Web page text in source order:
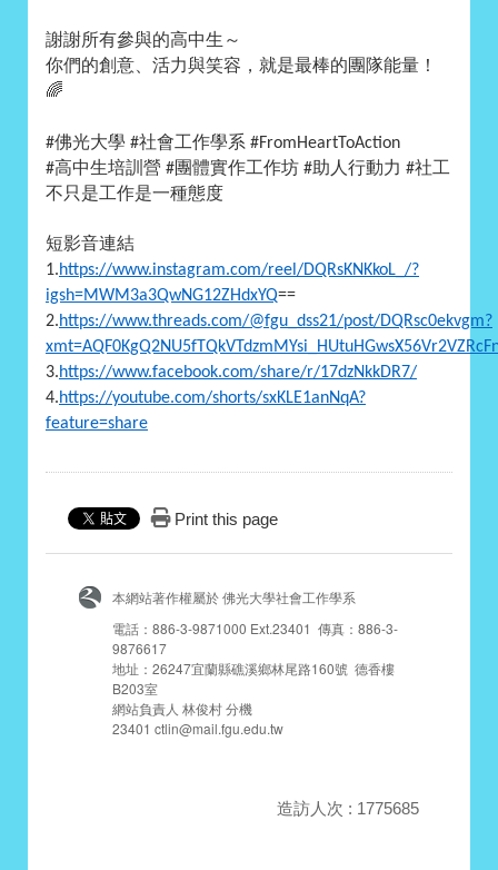
謝謝所有參與的高中生～
你們的創意、活力與笑容，就是最棒的團隊能量！
🌈
#佛光大學 #社會工作學系 #FromHeartToAction
#高中生培訓營 #團體實作工作坊 #助人行動力 #社工
不只是工作是一種態度
短影音連結
1.https://www.instagram.com/reel/DQRsKNKkoL_/?
igsh=MWM3a3QwNG12ZHdxYQ==
2.https://www.threads.com/@fgu_dss21/post/DQRsc0ekvgm?
3.https://www.facebook.com/share/r/17dzNkkDR7/
4.https://youtube.com/shorts/sxKLE1anNqA?
feature=share
Print this page
本網站著作權屬於 佛光大學社會工作學系
電話：886-3-9871000 Ext.23401 傳真：886-3-
9876617
地址：26247宜蘭縣礁溪鄉林尾路160號 德香樓
B203室
網站負責人 林俊村 分機
23401 ctlin@mail.fgu.edu.tw
造訪人次 : 1775685